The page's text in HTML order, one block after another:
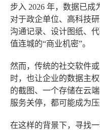
步入 2026 年，数据已成
对于政企单位、高科技
沟通记录、设计图纸、
值连城的“商业机密”。
然而，传统的社交软件
时，也让企业的数据主
的截图、一个存储在云
服务关停，都可能成为
在这样的背景下，寻找